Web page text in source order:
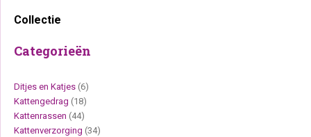
Collectie
Categorieën
Ditjes en Katjes (6)
Kattengedrag (18)
Kattenrassen (44)
Kattenverzorging (34)